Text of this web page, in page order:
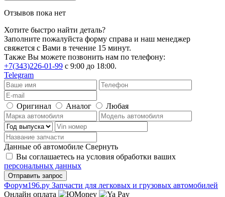
Отзывов пока нет
Хотите быстро найти деталь?
Заполните пожалуйста форму справа и наш менеджер
свяжется с Вами в течение 15 минут.
Также Вы можете позвонить нам по телефону:
+7(343)226-01-99 с 9:00 до 18:00.
Telegram
Оригинал Аналог Любая
Данные об автомобиле Свернуть
Вы соглашаетесь на условия обработки ваших
персональных данных
Фoрум196.ру Запчасти для легковых и грузовых автомобилей
Онлайн оплата